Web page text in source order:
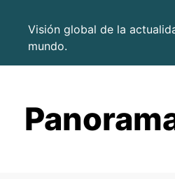
Visión global de la
mundo.